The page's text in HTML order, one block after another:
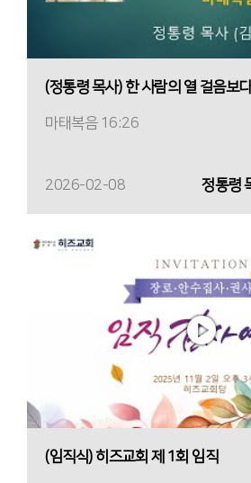
마태복음 16:26
2026-02-08
(임직식) 히즈교회 제 1회 임직